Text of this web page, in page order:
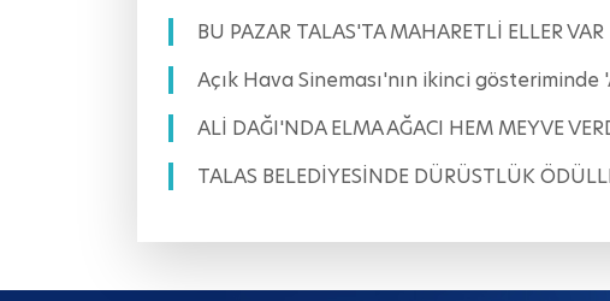
BU PAZAR TALAS'TA MAHARETLİ ELLER VAR
Açık Hava Sineması'nın ikinci gösteriminde
ALİ DAĞI'NDA ELMA AĞACI HEM MEYVE
TALAS BELEDİYESİNDE DÜRÜSTLÜK